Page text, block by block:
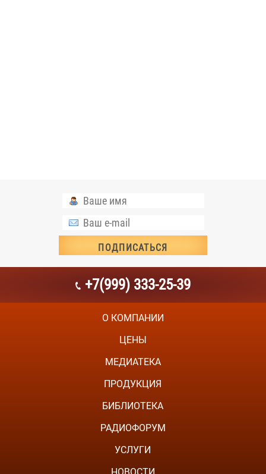
+7(999) 333-25-39
О КОМПАНИИ
ЦЕНЫ
МЕДИАТЕКА
ПРОДУКЦИЯ
БИБЛИОТЕКА
РАДИОФОРУМ
УСЛУГИ